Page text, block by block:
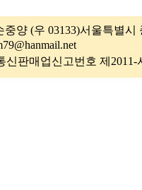
중양 (우 03133)서울특별
판매업신고번호 제